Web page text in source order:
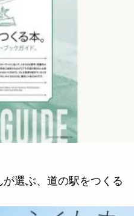
選ぶ、道の駅をつくる